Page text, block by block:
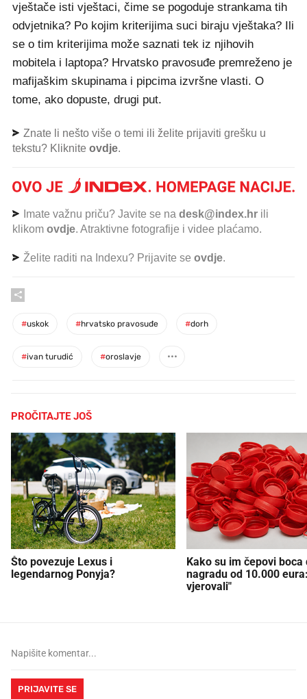
vještače isti vještaci, čime se pogoduje strankama tih
odvjetnika? Po kojim kriterijima suci biraju vještaka? Ili
se o tim kriterijima može saznati tek iz njihovih
mobitela i laptopa? Hrvatsko pravosuđe premreženo je
mafijaškim skupinama i pipcima izvršne vlasti. O
tome, ako dopuste, drugi put.
Znate li nešto više o temi ili želite prijaviti grešku u
tekstu? Kliknite ovdje.
Imate važnu priču? Javite se na desk@index.hr ili
klikom ovdje. Atraktivne fotografije i videe plaćamo.
Želite raditi na Indexu? Prijavite se ovdje.
#uskok #hrvatsko pravosuđe #dorh
#ivan turudić #oroslavje
PROČITAJTE JOŠ
Što povezuje Lexus i
legendarnog Ponyja?
Kako su im čepovi boca
nagradu od 10.000
vjerovali"
PRIJAVITE SE